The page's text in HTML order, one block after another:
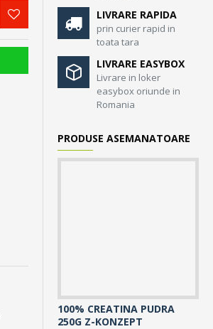
LIVRARE RAPIDA
prin curier rapid in
toata tara
LIVRARE EASYBOX
Livrare in loker
easybox oriunde in
Romania
PRODUSE ASEMANATOARE
100% CREATINA PUDRA
250G Z-KONZEPT